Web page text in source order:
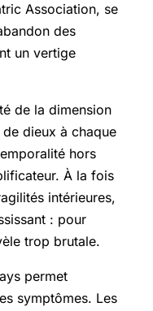
Association, se
des
un vertige
de la dimension
dieux à chaque
hors
À la fois
intérieures,
: pour
trop brutale.
permet
symptômes. Les